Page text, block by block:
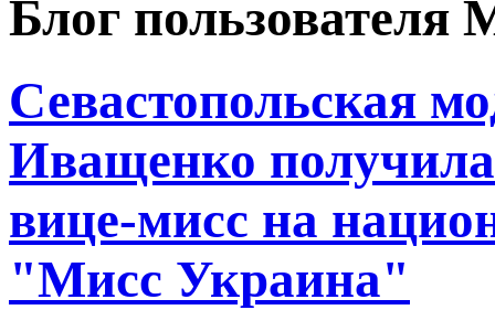
Блог пользователя
Севастопольская
Иващенко
вице-мисс на
"Мисс Украина"